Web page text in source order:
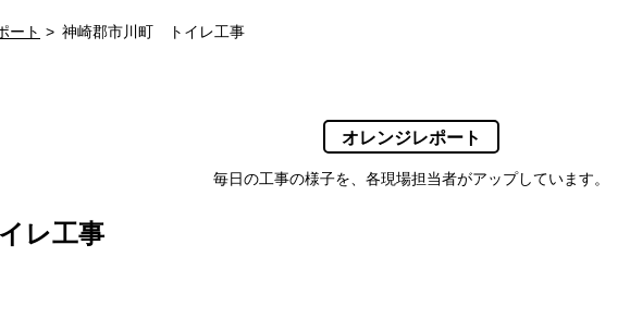
ート 神崎郡市川町 トイレ工事
オレンジレポート
毎日の工事の様子を、各現場担当者がアップしています。
レ工事